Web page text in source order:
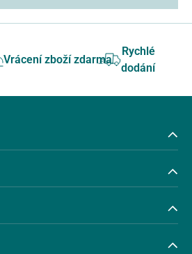
Vrácení zboží zdarma
Rychlé
dodání